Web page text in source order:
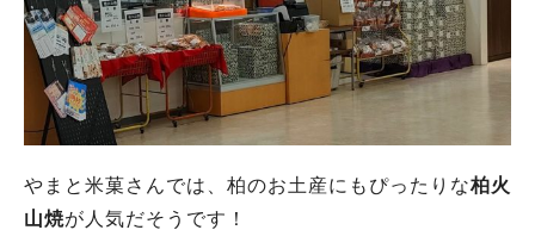
やまと米菓さんでは、柏のお土産にもぴったりな柏火
山焼が人気だそうです！